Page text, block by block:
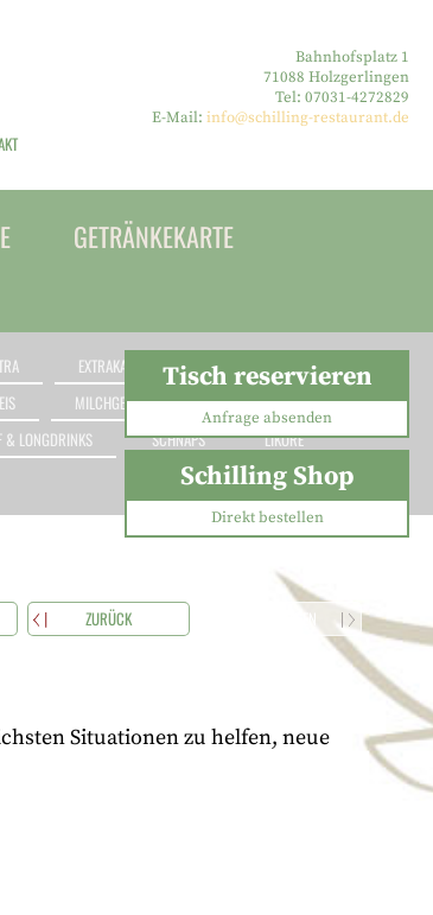
Bahnhofsplatz 1
71088 Holzgerlingen
Tel: 07031-4272829
E-Mail: info@schilling-restaurant.de
GETRÄNKEKARTE
EXTRAKARTE VORSPEISE
SALAT
MILCHGETRÄNKE
TEE
& LONGDRINKS SCHNAPS
LIKÖRE
Tisch reservieren
Anfrage absenden
Schilling Shop
Direkt bestellen
ZURÜCK WEITERLESEN
Situationen zu helfen, neue